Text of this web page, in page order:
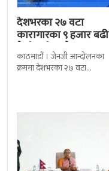
देशभरका २७ वटा
कारागारका ९ हजार बढी
कैदीबन्दी अझै फरार
काठमाडौं । जेनजी आन्दोलनका
क्रममा देशभरका २७ वटा